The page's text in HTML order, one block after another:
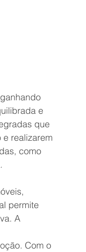
e
que
realizarem
como
permite
A
Com o